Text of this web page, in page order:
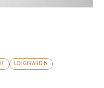
LOI GIRARDIN